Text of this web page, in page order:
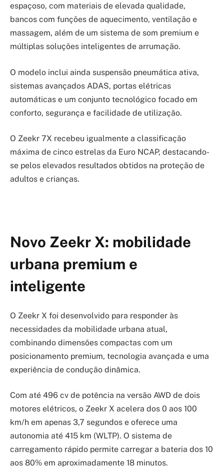
espaçoso, com materiais de elevada qualidade,
bancos com funções de aquecimento, ventilação e
massagem, além de um sistema de som premium e
múltiplas soluções inteligentes de arrumação.
O modelo inclui ainda suspensão pneumática ativa,
sistemas avançados ADAS, portas elétricas
automáticas e um conjunto tecnológico focado em
conforto, segurança e facilidade de utilização.
O Zeekr 7X recebeu igualmente a classificação
máxima de cinco estrelas da Euro NCAP, destacando-
se pelos elevados resultados obtidos na proteção de
adultos e crianças.
Novo Zeekr X: mobilidade
urbana premium e
inteligente
O Zeekr X foi desenvolvido para responder às
necessidades da mobilidade urbana atual,
combinando dimensões compactas com um
posicionamento premium, tecnologia avançada e uma
experiência de condução dinâmica.
Com até 496 cv de potência na versão AWD de dois
motores elétricos, o Zeekr X acelera dos 0 aos 100
km/h em apenas 3,7 segundos e oferece uma
autonomia até 415 km (WLTP). O sistema de
carregamento rápido permite carregar a bateria dos 10
aos 80% em aproximadamente 18 minutos.